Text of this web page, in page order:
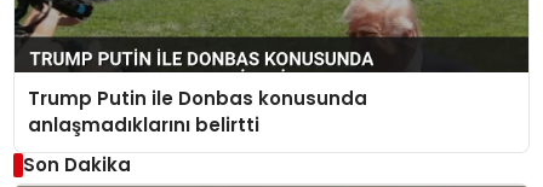
Trump Putin ile Donbas konusunda
anlaşmadıklarını belirtti
Son Dakika